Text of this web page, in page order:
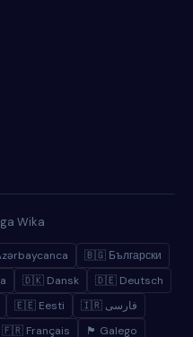
Wika
🇧🇬 Български
🇩🇰 Dansk
🇩🇪 Deutsch
🇪🇪 Eesti
🇮🇷 فارسی
🇫🇷 Français 🏴 Galego